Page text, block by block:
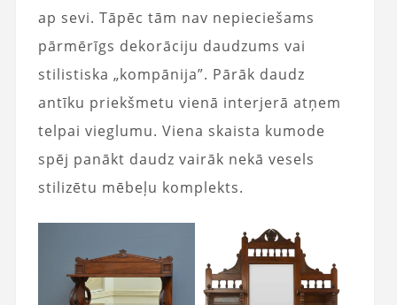
ap sevi. Tāpēc tām nav nepieciešams
pārmērīgs dekorāciju daudzums vai
stilistiska „kompānija”. Pārāk daudz
antīku priekšmetu vienā interjerā atņem
telpai vieglumu. Viena skaista kumode
spēj panākt daudz vairāk nekā vesels
stilizētu mēbeļu komplekts.